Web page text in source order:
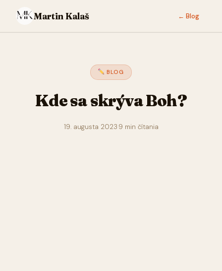
Martin Kalaš ← Blog
BLOG
Kde sa skrýva Boh?
19. augusta 2023·9 min čítania